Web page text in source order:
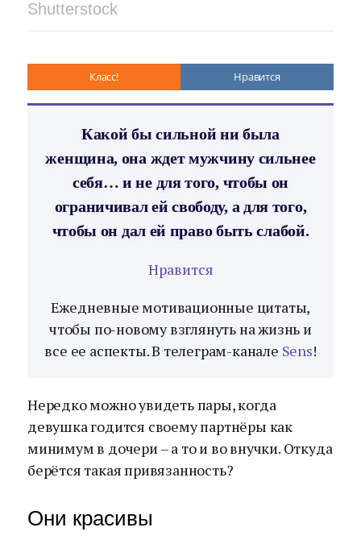
Shutterstock
Класс! Нравится
Какой бы сильной ни была
женщина, она ждет мужчину сильнее
себя… и не для того, чтобы он
ограничивал ей свободу, а для того,
чтобы он дал ей право быть слабой.
Нравится
Ежедневные мотивационные цитаты,
чтобы по-новому взглянуть на жизнь и
все ее аспекты. В телеграм-канале Sens!
Нередко можно увидеть пары, когда
девушка годится своему партнёры как
минимум в дочери – а то и во внучки. Откуда
берётся такая привязанность?
Они красивы